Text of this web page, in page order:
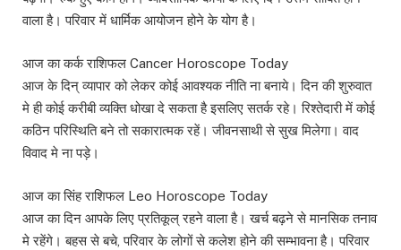
वाला है। परिवार में धार्मिक आयोजन होने के योग है।
आज का कर्क राशिफल Cancer Horoscope Today
आज के दिन् व्यापार को लेकर कोई आवश्यक नीति ना बनाये। दिन की शुरुवात
मे ही कोई करीबी व्यक्ति धोखा दे सकता है इसलिए सतर्क रहे। रिश्तेदारी में कोई
कठिन परिस्थिति बने तो सकारात्मक रहें। जीवनसाथी से सुख मिलेगा। वाद
विवाद मे ना पड़े।
आज का सिंह राशिफल Leo Horoscope Today
आज का दिन आपके लिए प्रतिकूल् रहने वाला है। खर्च बढ़ने से मानसिक तनाव
मे रहेंगे। बहस से बचे, परिवार के लोगों से कलेश होने की सम्भावना है। परिवार